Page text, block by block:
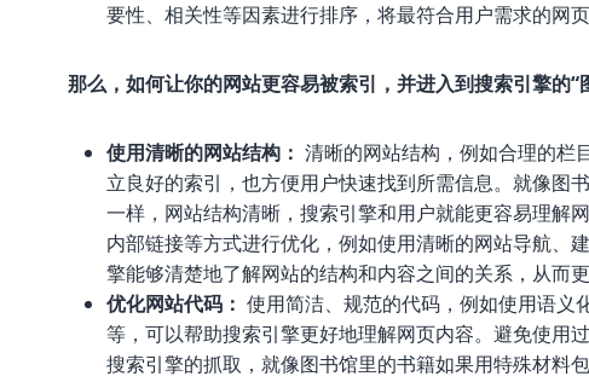
要性、相关性等因素进行排序，将最符合用户需求的网
那么，如何让你的网站更容易被索引，并进入到搜索引擎的“
使用清晰的网站结构： 清晰的网站结构，例如合理的栏
立良好的索引，也方便用户快速找到所需信息。就像图
一样，网站结构清晰，搜索引擎和用户就能更容易理解
内部链接等方式进行优化，例如使用清晰的网站导航、
擎能够清楚地了解网站的结构和内容之间的关系，从而更
优化网站代码： 使用简洁、规范的代码，例如使用语
等，可以帮助搜索引擎更好地理解网页内容。避免使用
搜索引擎的抓取，就像图书馆里的书籍如果用特殊材料